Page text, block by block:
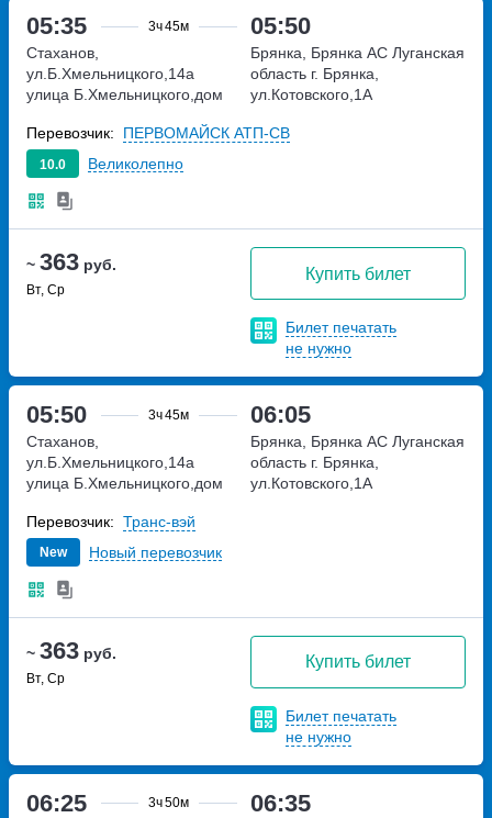
05:35 3ч45м 05:50
~ 363 руб.
Вт, Ср
Купить билет
Билет печатать
не нужно
Стаханов,
ул.Б.Хмельницкого,14а
улица Б.Хмельницкого,дом
Брянка, Брянка АС Луганская
область г. Брянка,
ул.Котовского,1А
10.0 Великолепно
Перевозчик: ПЕРВОМАЙСК АТП-СВ
05:50 3ч45м 06:05
~ 363 руб.
Вт, Ср
Купить билет
Билет печатать
не нужно
Стаханов,
ул.Б.Хмельницкого,14а
улица Б.Хмельницкого,дом
Брянка, Брянка АС Луганская
область г. Брянка,
ул.Котовского,1А
New Новый перевозчик
Перевозчик: Транс-вэй
06:25 3ч50м 06:35